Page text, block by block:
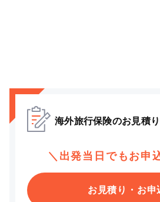
海外旅行保険のお見積り
＼出発当日でもお申
お見積り・お申